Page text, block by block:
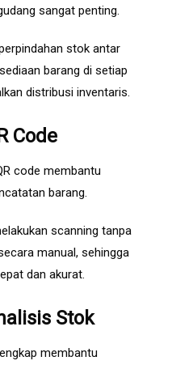
sangat penting.
stok antar
barang di setiap
distribusi inventaris.
Code
code membantu
barang.
scanning tanpa
manual, sehingga
dan akurat.
Stok
membantu